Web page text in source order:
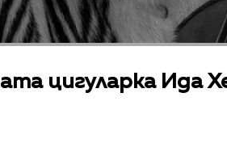
цигуларка Ида